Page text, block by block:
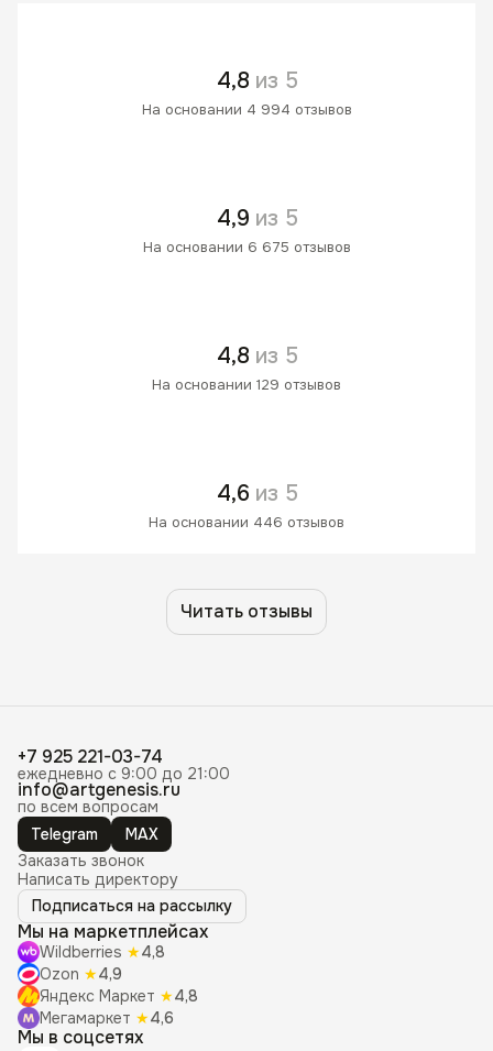
4,8 из 5
На основании 4 994 отзывов
4,9 из 5
На основании 6 675 отзывов
4,8 из 5
На основании 129 отзывов
4,6 из 5
На основании 446 отзывов
Читать отзывы
+7 925 221-03-74
ежедневно с 9:00 до 21:00
info@artgenesis.ru
по всем вопросам
Telegram
MAX
Заказать звонок
Написать директору
Подписаться на рассылку
Мы на маркетплейсах
Wildberries ★4,8
Ozon ★4,9
Яндекс Маркет ★4,8
Мегамаркет ★4,6
Мы в соцсетях